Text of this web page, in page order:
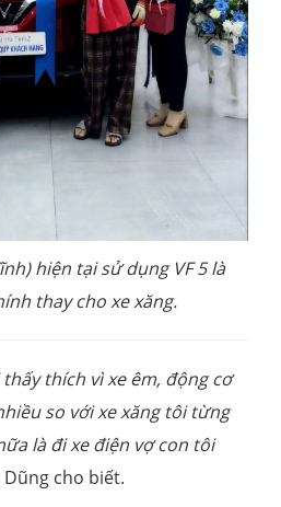
hiện tại sử dụng VF 5 là
thay cho xe xăng.
thích vì xe êm, động cơ
so với xe xăng tôi từng
là đi xe điện vợ con tôi
Dũng cho biết.